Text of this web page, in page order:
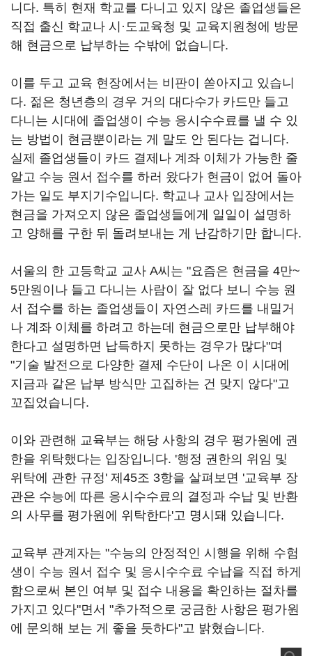
니다. 특히 현재 학교를 다니고 있지 않은 졸업생들은
직접 출신 학교나 시·도교육청 및 교육지원청에 방문
해 현금으로 납부하는 수밖에 없습니다.
이를 두고 교육 현장에서는 비판이 쏟아지고 있습니
다. 젊은 청년층의 경우 거의 대다수가 카드만 들고
다니는 시대에 졸업생이 수능 응시수수료를 낼 수 있
는 방법이 현금뿐이라는 게 말도 안 된다는 겁니다.
실제 졸업생들이 카드 결제나 계좌 이체가 가능한 줄
알고 수능 원서 접수를 하러 왔다가 현금이 없어 돌아
가는 일도 부지기수입니다. 학교나 교사 입장에서는
현금을 가져오지 않은 졸업생들에게 일일이 설명하
고 양해를 구한 뒤 돌려보내는 게 난감하기만 합니다.
서울의 한 고등학교 교사 A씨는 "요즘은 현금을 4만~
5만원이나 들고 다니는 사람이 잘 없다 보니 수능 원
서 접수를 하는 졸업생들이 자연스레 카드를 내밀거
나 계좌 이체를 하려고 하는데 현금으로만 납부해야
한다고 설명하면 납득하지 못하는 경우가 많다"며
"기술 발전으로 다양한 결제 수단이 나온 이 시대에
지금과 같은 납부 방식만 고집하는 건 맞지 않다"고
꼬집었습니다.
이와 관련해 교육부는 해당 사항의 경우 평가원에 권
한을 위탁했다는 입장입니다. '행정 권한의 위임 및
위탁에 관한 규정' 제45조 3항을 살펴보면 '교육부 장
관은 수능에 따른 응시수수료의 결정과 수납 및 반환
의 사무를 평가원에 위탁한다'고 명시돼 있습니다.
교육부 관계자는 "수능의 안정적인 시행을 위해 수험
생이 수능 원서 접수 및 응시수수료 수납을 직접 하게
함으로써 본인 여부 및 접수 내용을 확인하는 절차를
가지고 있다"면서 "추가적으로 궁금한 사항은 평가원
에 문의해 보는 게 좋을 듯하다"고 밝혔습니다.